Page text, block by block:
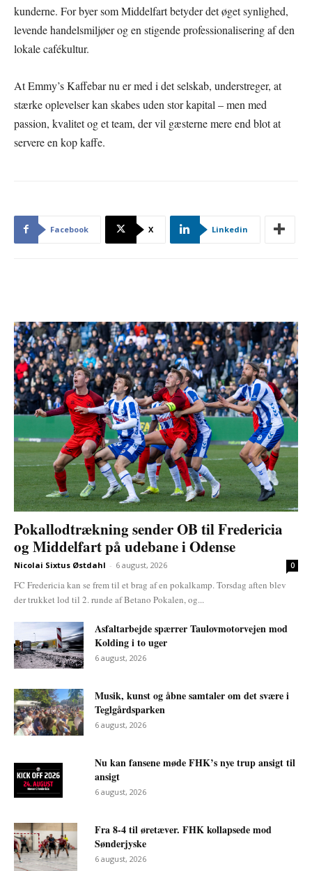
kunderne. For byer som Middelfart betyder det øget synlighed,
levende handelsmiljøer og en stigende professionalisering af den
lokale cafékultur.
At Emmy’s Kaffebar nu er med i det selskab, understreger, at
stærke oplevelser kan skabes uden stor kapital – men med
passion, kvalitet og et team, der vil gæsterne mere end blot at
servere en kop kaffe.
Facebook X Linkedin
Pokallodtrækning sender OB til Fredericia
og Middelfart på udebane i Odense
Nicolai Sixtus Østdahl - 6 august, 2026 0
FC Fredericia kan se frem til et brag af en pokalkamp. Torsdag aften blev
der trukket lod til 2. runde af Betano Pokalen, og...
Asfaltarbejde spærrer Taulovmotorvejen mod
Kolding i to uger
6 august, 2026
Musik, kunst og åbne samtaler om det svære i
Teglgårdsparken
6 august, 2026
Nu kan fansene møde FHK’s nye trup ansigt til
ansigt
6 august, 2026
Fra 8-4 til øretæver. FHK kollapsede mod
Sønderjyske
6 august, 2026